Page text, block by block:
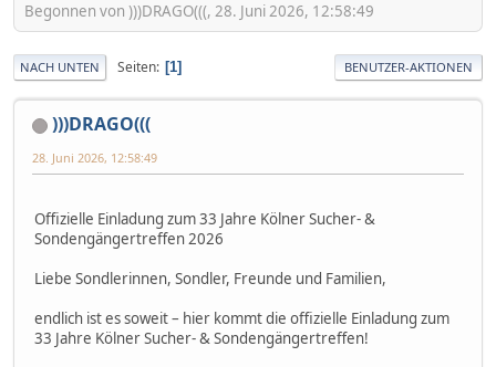
Begonnen von )))DRAGO(((, 28. Juni 2026, 12:58:49
NACH UNTEN Seiten 1 BENUTZER-AKTIONEN
)))DRAGO(((
28. Juni 2026, 12:58:49
Offizielle Einladung zum 33 Jahre Kölner Sucher- &
Sondengängertreffen 2026
Liebe Sondlerinnen, Sondler, Freunde und Familien,
endlich ist es soweit – hier kommt die offizielle Einladung zum
33 Jahre Kölner Sucher- & Sondengängertreffen!